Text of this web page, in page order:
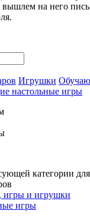
вышлем на него
Игрушки
настольные игры
категории
игры и игрушки
игры